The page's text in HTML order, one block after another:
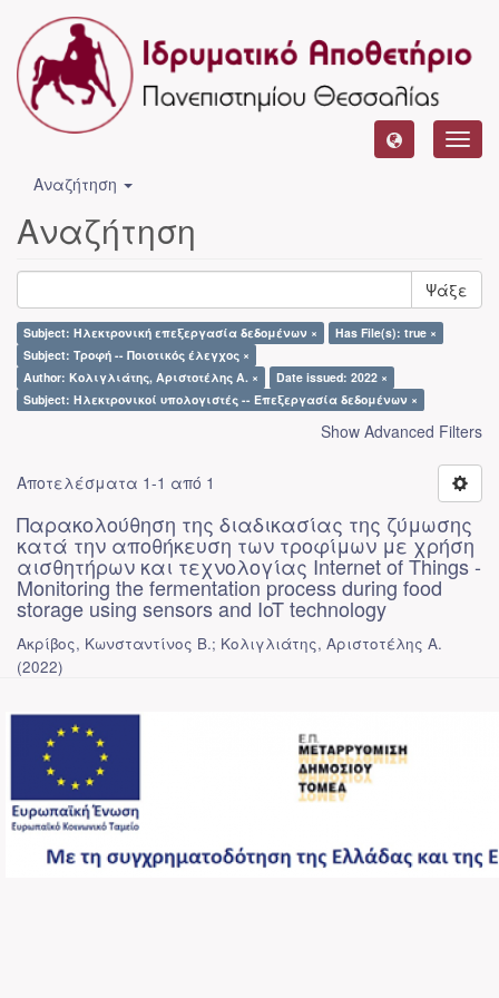
Αναζήτηση
Αναζήτηση
Ψάξε
Subject: Ηλεκτρονική επεξεργασία δεδομένων ×
Has File(s): true ×
Subject: Τροφή -- Ποιοτικός έλεγχος ×
Author: Κολιγλιάτης, Αριστοτέλης Α. ×
Date issued: 2022 ×
Subject: Ηλεκτρονικοί υπολογιστές -- Επεξεργασία δεδομένων ×
Show Advanced Filters
Αποτελέσματα 1-1 από 1
Παρακολούθηση της διαδικασίας της ζύμωσης
κατά την αποθήκευση των τροφίμων με χρήση
αισθητήρων και τεχνολογίας Internet of Things -
Monitoring the fermentation process during food
storage using sensors and IoT technology
Ακρίβος, Κωνσταντίνος Β.; Κολιγλιάτης, Αριστοτέλης Α.
(2022)